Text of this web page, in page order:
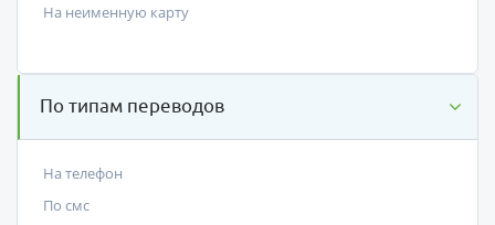
На неименную карту
По типам переводов
На телефон
По смс